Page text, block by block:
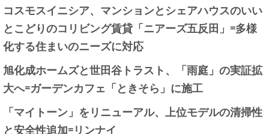
コスモスイニシア、マンションとシェアハウスのいい
とこどりのコリビング賃貸「ニアーズ五反田」=多様
化する住まいのニーズに対応
旭化成ホームズと世田谷トラスト、「雨庭」の実証拡
大へ=ガーデンカフェ「ときそら」に施工
「マイトーン」をリニューアル、上位モデルの清掃性
と安全性追加=リンナイ